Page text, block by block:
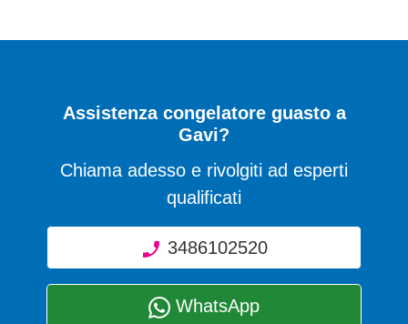
Assistenza congelatore guasto a
Gavi?
Chiama adesso e rivolgiti ad esperti
qualificati
3486102520
WhatsApp